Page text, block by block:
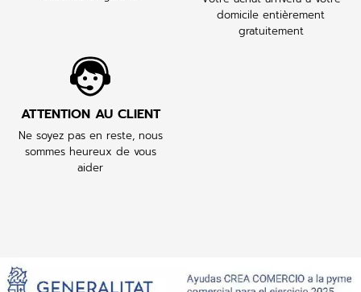
domicile entièrement
gratuitement
ATTENTION AU CLIENT
Ne soyez pas en reste, nous
sommes heureux de vous
aider